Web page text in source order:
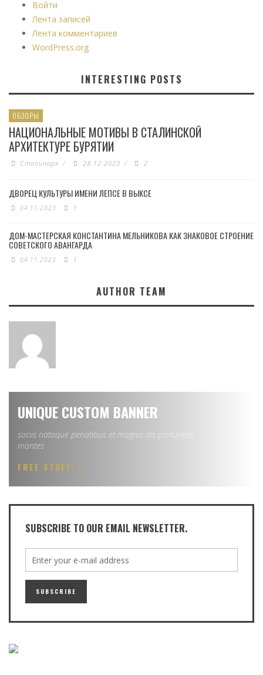
Войти
Лента записей
Лента комментариев
WordPress.org
INTERESTING POSTS
ОБЗОРЫ
НАЦИОНАЛЬНЫЕ МОТИВЫ В СТАЛИНСКОЙ
АРХИТЕКТУРЕ БУРЯТИИ
Сталинарх / 28.12.2023 / 2
ДВОРЕЦ КУЛЬТУРЫ ИМЕНИ ЛЕПСЕ В ВЫКСЕ
04.11.2023 1
ДОМ-МАСТЕРСКАЯ КОНСТАНТИНА МЕЛЬНИКОВА КАК ЗНАКОВОЕ СТРОЕНИЕ
СОВЕТСКОГО АВАНГАРДА
04.11.2023 1
AUTHOR TEAM
UNIQUE CUSTOM BANNER
sociis natoque penatibus et magnis dis parturient
montes
FREE STUFF
SUBSCRIBE TO OUR EMAIL NEWSLETTER.